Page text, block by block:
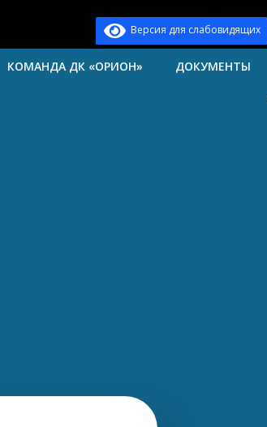
Версия для слабовидящих
КОМАНДА ДК «ОРИОН» ДОКУМЕНТЫ